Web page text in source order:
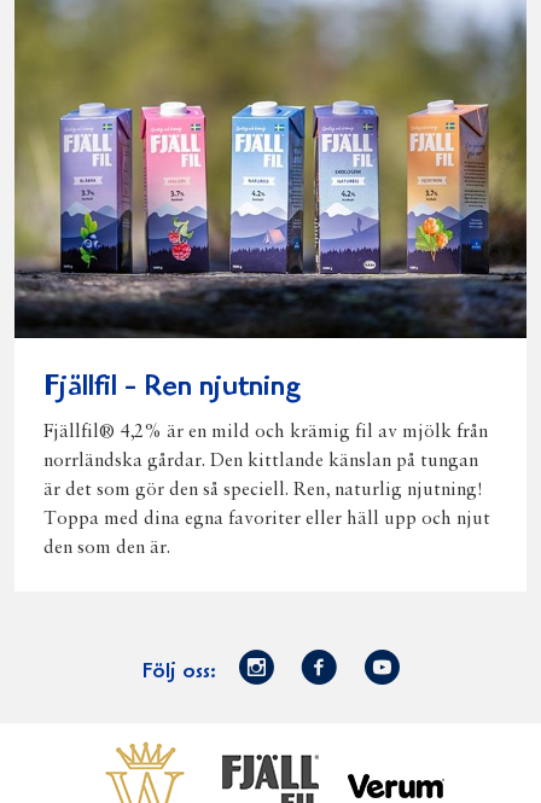
Fjällfil - Ren njutning
Fjällfil® 4,2% är en mild och krämig fil av mjölk från
norrländska gårdar. Den kittlande känslan på tungan
är det som gör den så speciell. Ren, naturlig njutning!
Toppa med dina egna favoriter eller häll upp och njut
den som den är.
Följ oss:
Norrmejerier
Facebook
Youtube
VästerbottensostFjällfil